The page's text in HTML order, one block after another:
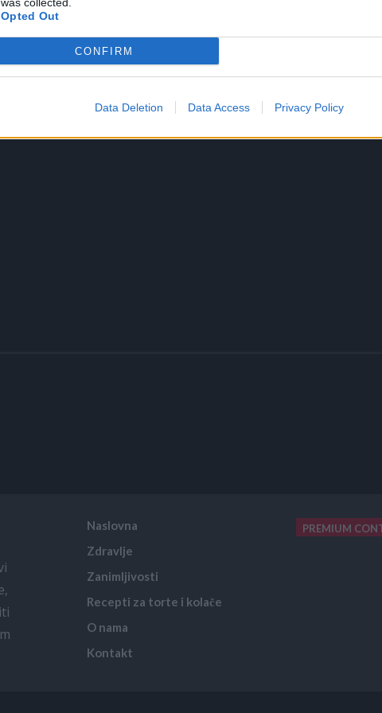
Opted Out
CONFIRM
Data Deletion Data Access Privacy Policy
je bila fatalna potvrđuje i legenda da si je čak 13 mladića
Naslovna
Zdravlje
Zanimljivosti
Recepti za torte i kolače
O nama
Kontakt
PREMIUM